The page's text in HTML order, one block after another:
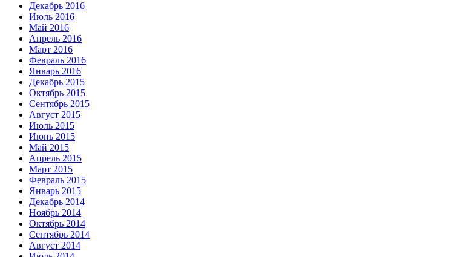
Декабрь 2016
Июль 2016
Май 2016
Апрель 2016
Март 2016
Февраль 2016
Январь 2016
Декабрь 2015
Октябрь 2015
Сентябрь 2015
Август 2015
Июль 2015
Июнь 2015
Май 2015
Апрель 2015
Март 2015
Февраль 2015
Январь 2015
Декабрь 2014
Ноябрь 2014
Октябрь 2014
Сентябрь 2014
Август 2014